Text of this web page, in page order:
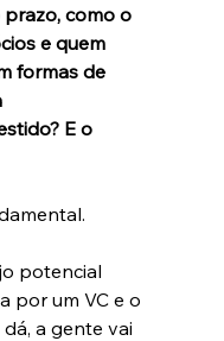
como o
e quem
formas de
E o
potencial
por um VC e o
a gente vai